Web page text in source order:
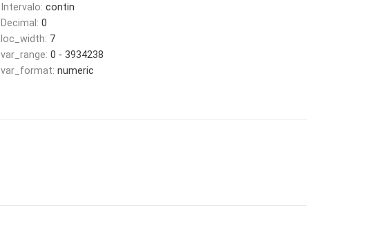
Intervalo: contin
Decimal: 0
loc_width: 7
var_range: 0 - 3934238
var_format: numeric